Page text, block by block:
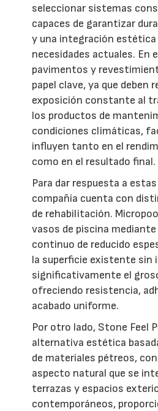
seleccionar sistemas
capaces de garantizar
y una integración estética
necesidades actuales. En
pavimentos y
papel clave, ya que deben
exposición constante al
los productos de
condiciones climáticas,
influyen tanto en el
como en el resultado final.
Para dar respuesta a
compañía cuenta con
de rehabilitación.
vasos de piscina
continuo de reducido
la superficie existente sin
significativamente el
ofreciendo resistencia,
acabado uniforme.
Por otro lado, Stone Feel
alternativa estética
de materiales pétreos,
aspecto natural que se
terrazas y espacios
contemporáneos,